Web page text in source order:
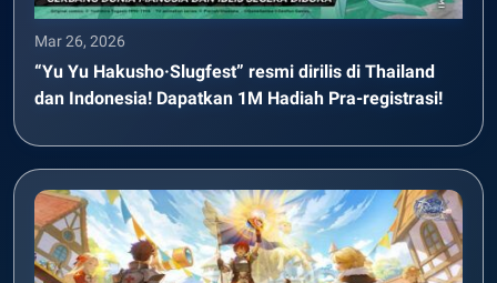
Mar 26, 2026
“Yu Yu Hakusho·Slugfest” resmi dirilis di Thailand
dan Indonesia! Dapatkan 1M Hadiah Pra-registrasi!